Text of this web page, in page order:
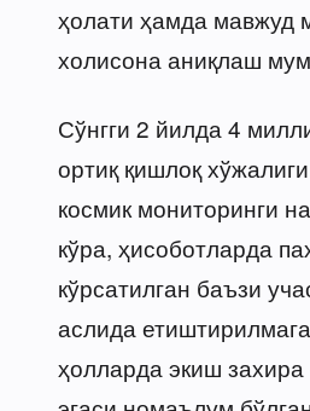
ҳолати ҳамда мавжуд
холисона аниқлаш
Сўнгги 2 йилда 4
ортиқ қишлоқ
космик мониторинги
кўра, ҳисоботларда
кўрсатилган баъзи
аслида
ҳолларда экиш